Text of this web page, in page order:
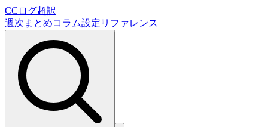
CCログ超訳
週次まとめコラム設定リファレンス